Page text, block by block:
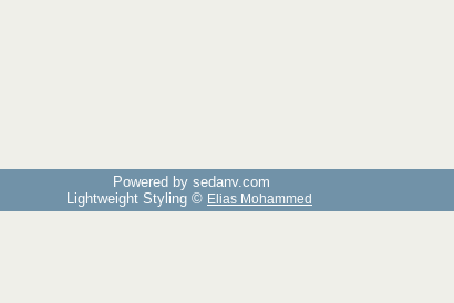
Powered by sedany.com
Lightweight Styling © Elias Mohammed